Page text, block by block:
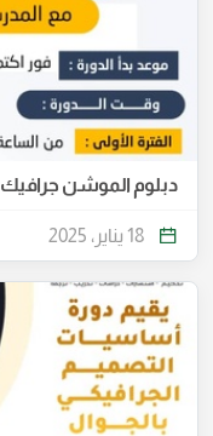
دبلوم الموشن جرافيك
18 يناير، 2025